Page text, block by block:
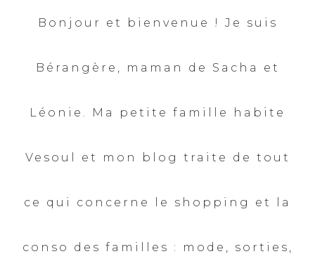
Bonjour et bienvenue ! Je suis
Bérangère, maman de Sacha et
Léonie. Ma petite famille habite
Vesoul et mon blog traite de tout
ce qui concerne le shopping et la
conso des familles : mode, sorties,